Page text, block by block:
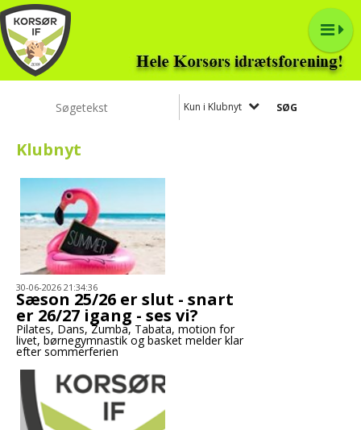
Kun i Klubnyt
Klubnyt
30-06-2026 21:34:36
Sæson 25/26 er slut - snart
er 26/27 igang - ses vi?
Pilates, Dans, Zumba, Tabata, motion for
livet, børnegymnastik og basket melder klar
efter sommerferien